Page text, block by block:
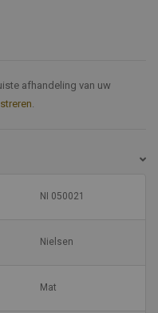
afhandeling van uw
.
NI 050021
Nielsen
Mat